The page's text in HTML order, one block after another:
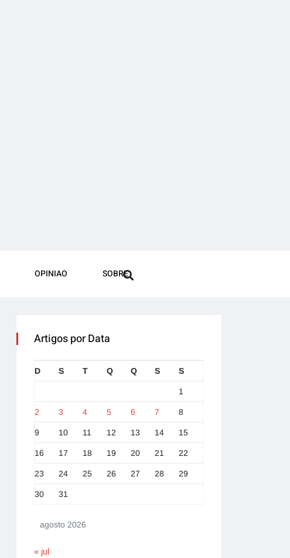
OPINIAO SOBRE
Artigos por Data
agosto 2026
D S T Q Q S S
1
2 3 4 5 6 7 8
9 10 11 12 13 14 15
16 17 18 19 20 21 22
23 24 25 26 27 28 29
30 31
« jul